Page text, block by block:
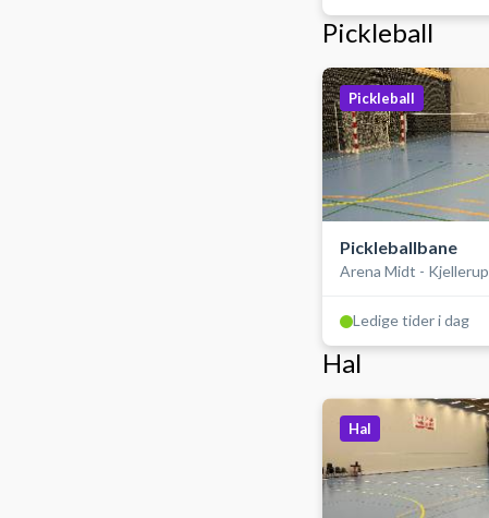
Pickleball
Pickleball
Pickleballbane
Arena Midt - Kjellerup
Ledige tider i dag
Hal
Hal